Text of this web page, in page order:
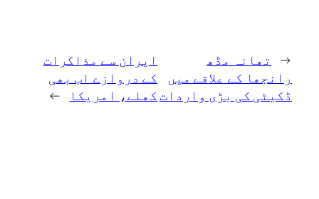
←
تھانہ مڈھ
رانجھا کے علاقے میں
ڈکیٹی کی بڑی واردات
ایران سے مذاکرات
کے دروازے اب بھی
کھلے، امریکا
→